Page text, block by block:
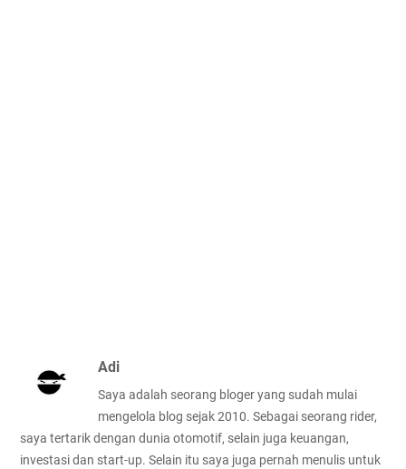
Adi
Saya adalah seorang bloger yang sudah mulai
mengelola blog sejak 2010. Sebagai seorang rider,
saya tertarik dengan dunia otomotif, selain juga keuangan,
investasi dan start-up. Selain itu saya juga pernah menulis untuk